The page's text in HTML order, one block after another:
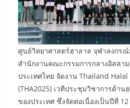
ศูนย์วิทยาศาสตร์ฮาลาล จุฬาลงกร
สำนักงานคณะกรรมการกลางอิสลา
ประเทศไทย จัดงาน Thailand
(THA2025) เวทีประชุมวิชาการด้าน
ของประเทศ ซึ่งจัดต่อเนื่องเป็นปีที่